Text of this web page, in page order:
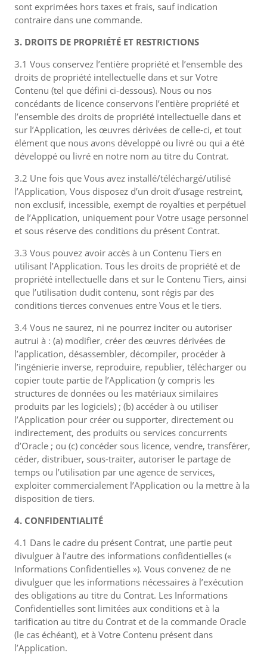
sont exprimées hors taxes et frais, sauf indication
contraire dans une commande.
3. DROITS DE PROPRIÉTÉ ET RESTRICTIONS
3.1 Vous conservez l’entière propriété et l’ensemble des
droits de propriété intellectuelle dans et sur Votre
Contenu (tel que défini ci-dessous). Nous ou nos
concédants de licence conservons l’entière propriété et
l’ensemble des droits de propriété intellectuelle dans et
sur l’Application, les œuvres dérivées de celle-ci, et tout
élément que nous avons développé ou livré ou qui a été
développé ou livré en notre nom au titre du Contrat.
3.2 Une fois que Vous avez installé/téléchargé/utilisé
l’Application, Vous disposez d’un droit d’usage restreint,
non exclusif, incessible, exempt de royalties et perpétuel
de l’Application, uniquement pour Votre usage personnel
et sous réserve des conditions du présent Contrat.
3.3 Vous pouvez avoir accès à un Contenu Tiers en
utilisant l’Application. Tous les droits de propriété et de
propriété intellectuelle dans et sur le Contenu Tiers, ainsi
que l’utilisation dudit contenu, sont régis par des
conditions tierces convenues entre Vous et le tiers.
3.4 Vous ne saurez, ni ne pourrez inciter ou autoriser
autrui à : (a) modifier, créer des œuvres dérivées de
l’application, désassembler, décompiler, procéder à
l’ingénierie inverse, reproduire, republier, télécharger ou
copier toute partie de l’Application (y compris les
structures de données ou les matériaux similaires
produits par les logiciels) ; (b) accéder à ou utiliser
l’Application pour créer ou supporter, directement ou
indirectement, des produits ou services concurrents
d’Oracle ; ou (c) concéder sous licence, vendre, transférer,
céder, distribuer, sous-traiter, autoriser le partage de
temps ou l’utilisation par une agence de services,
exploiter commercialement l’Application ou la mettre à la
disposition de tiers.
4. CONFIDENTIALITÉ
4.1 Dans le cadre du présent Contrat, une partie peut
divulguer à l’autre des informations confidentielles («
Informations Confidentielles »). Vous convenez de ne
divulguer que les informations nécessaires à l’exécution
des obligations au titre du Contrat. Les Informations
Confidentielles sont limitées aux conditions et à la
tarification au titre du Contrat et de la commande Oracle
(le cas échéant), et à Votre Contenu présent dans
l’Application.